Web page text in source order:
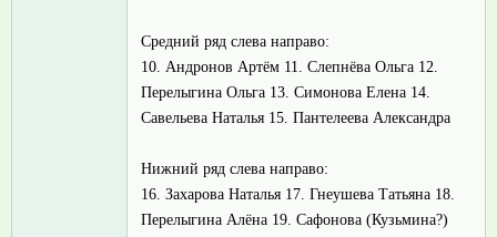
Средний ряд слева направо:
10. Андронов Артём 11. Слепнёва Ольга 12.
Перелыгина Ольга 13. Симонова Елена 14.
Савельева Наталья 15. Пантелеева Александра
Нижний ряд слева направо:
16. Захарова Наталья 17. Гнеушева Татьяна 18.
Перелыгина Алёна 19. Сафонова (Кузьмина?)